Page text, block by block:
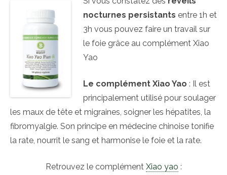
nocturnes persistants entre 1h et
3h vous pouvez faire un travail sur
le foie grâce au complément Xiao
Yao
Le complément Xiao Yao : Il est
principalement utilisé pour soulager
les maux de tête et migraines, soigner les hépatites, la
fibromyalgie. Son principe en médecine chinoise tonifie
la rate, nourrit le sang et harmonise le foie et la rate.
Retrouvez le complément Xiao yao :